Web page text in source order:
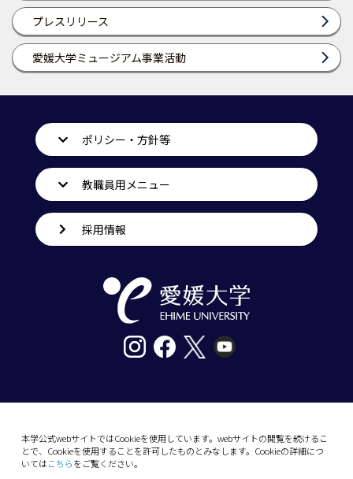
プレスリリース
愛媛大学ミュージアム事業活動
本学公式webサイトではCookieを使用しています。webサイトの閲覧を続けるこ
とで、Cookieを使用することを許可したものとみなします。Cookieの詳細につ
いてはこちらをご覧ください。
ポリシー・方針等
教職員用メニュー
採用情報
10-13 Dogo-Himata, Matsuyama, Ehime 790-